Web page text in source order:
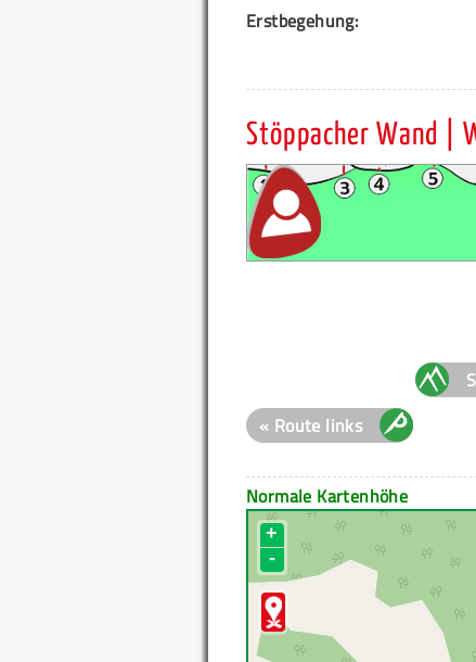
Erstbegehung:
Stöppacher Wand |
« Route links
Normale Kartenhöhe
+
-